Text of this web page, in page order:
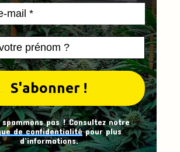
spammons pas ! Consultez notre
de confidentialitépour plus
d’informations.